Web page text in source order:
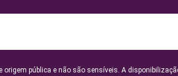
origem pública e não são sensíveis. A